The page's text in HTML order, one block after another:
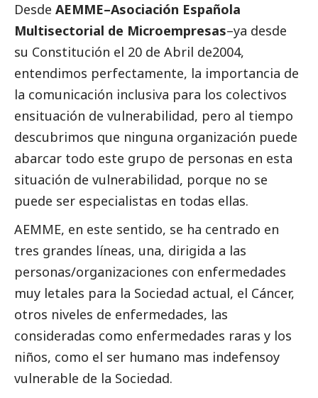
Desde AEMME–Asociación Española
Multisectorial de Microempresas–ya desde
su Constitución el 20 de Abril de2004,
entendimos perfectamente, la importancia de
la comunicación inclusiva para los colectivos
ensituación de vulnerabilidad, pero al tiempo
descubrimos que ninguna organización puede
abarcar todo este grupo de personas en esta
situación de vulnerabilidad, porque no se
puede ser especialistas en todas ellas.
AEMME, en este sentido, se ha centrado en
tres grandes líneas, una, dirigida a las
personas/organizaciones con enfermedades
muy letales para la Sociedad actual, el Cáncer,
otros niveles de enfermedades, las
consideradas como enfermedades raras y los
niños, como el ser humano mas indefensoy
vulnerable de la Sociedad.